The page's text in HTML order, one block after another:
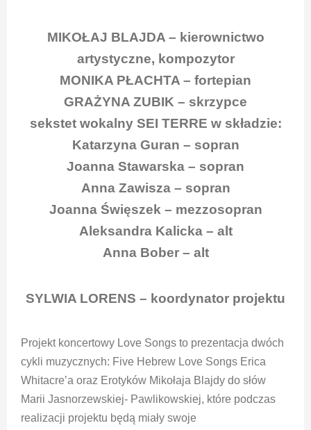
MIKOŁAJ BLAJDA – kierownictwo
artystyczne, kompozytor
MONIKA PŁACHTA – fortepian
GRAŻYNA ZUBIK – skrzypce
sekstet wokalny SEI TERRE w składzie:
Katarzyna Guran – sopran
Joanna Stawarska – sopran
Anna Zawisza – sopran
Joanna Święszek – mezzosopran
Aleksandra Kalicka – alt
Anna Bober – alt
SYLWIA LORENS – koordynator projektu
Projekt koncertowy Love Songs to prezentacja dwóch
cykli muzycznych: Five Hebrew Love Songs Erica
Whitacre’a oraz Erotyków Mikołaja Blajdy do słów
Marii Jasnorzewskiej- Pawlikowskiej, które podczas
realizacji projektu będą miały swoje